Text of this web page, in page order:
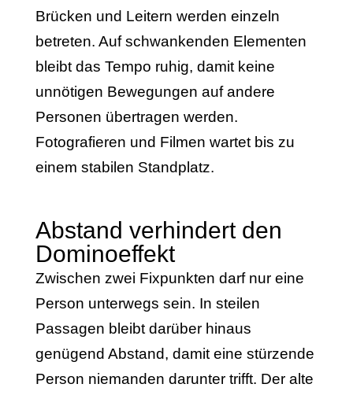
Brücken und Leitern werden einzeln
betreten. Auf schwankenden Elementen
bleibt das Tempo ruhig, damit keine
unnötigen Bewegungen auf andere
Personen übertragen werden.
Fotografieren und Filmen wartet bis zu
einem stabilen Standplatz.
Abstand verhindert den
Dominoeffekt
Zwischen zwei Fixpunkten darf nur eine
Person unterwegs sein. In steilen
Passagen bleibt darüber hinaus
genügend Abstand, damit eine stürzende
Person niemanden darunter trifft. Der alte